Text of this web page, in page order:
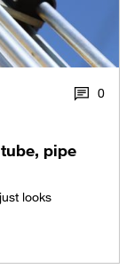
0
pipe
looks